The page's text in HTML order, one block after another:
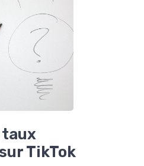
taux
TikTok